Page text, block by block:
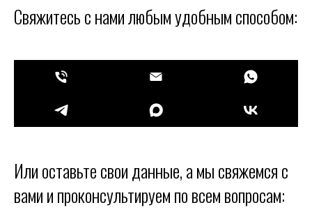
Свяжитесь с нами любым удобным способом:
Или оставьте свои данные, а мы свяжемся с
вами и проконсультируем по всем вопросам: